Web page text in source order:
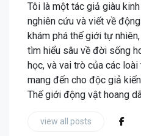
Tôi là một tác giả giàu
nghiên cứu và viết về
khám phá thế giới tự
tìm hiểu sâu về đời sống
học, và vai trò của các
mang đến cho độc giả
Thế giới động vật hoang
view all posts